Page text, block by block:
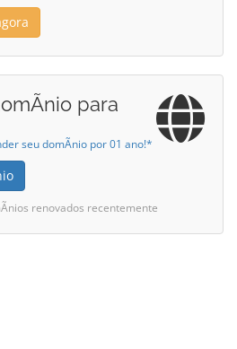
para
seu domÃ­nio por 01 ano!*
renovados recentemente